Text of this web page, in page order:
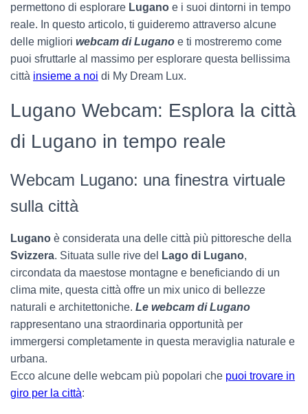
permettono di esplorare Lugano e i suoi dintorni in tempo
reale. In questo articolo, ti guideremo attraverso alcune
delle migliori webcam di Lugano e ti mostreremo come
puoi sfruttarle al massimo per esplorare questa bellissima
città insieme a noi di My Dream Lux.
Lugano Webcam: Esplora la città
di Lugano in tempo reale
Webcam Lugano: una finestra virtuale
sulla città
Lugano è considerata una delle città più pittoresche della
Svizzera. Situata sulle rive del Lago di Lugano,
circondata da maestose montagne e beneficiando di un
clima mite, questa città offre un mix unico di bellezze
naturali e architettoniche. Le webcam di Lugano
rappresentano una straordinaria opportunità per
immergersi completamente in questa meraviglia naturale e
urbana.
Ecco alcune delle webcam più popolari che puoi trovare in
giro per la città: